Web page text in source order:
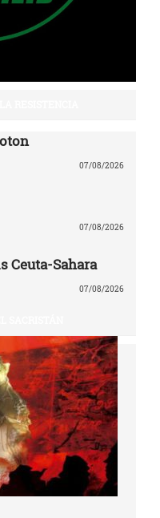
07/08/2026
07/08/2026
Ceuta-Sahara
07/08/2026